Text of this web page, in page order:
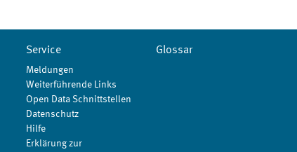
Service
Meldungen
Weiterführende Links
Open Data Schnittstellen
Datenschutz
Hilfe
Erklärung zur
Glossar